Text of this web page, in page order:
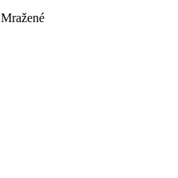
Mražené